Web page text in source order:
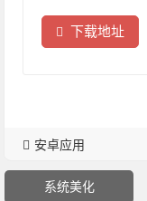
下载地址
安卓应用
系统美化